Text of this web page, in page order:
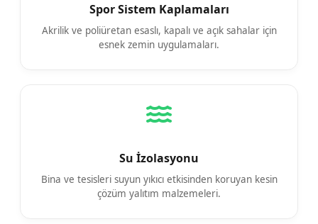
Spor Sistem Kaplamaları
Akrilik ve poliüretan esaslı, kapalı ve açık sahalar için
esnek zemin uygulamaları.
Su İzolasyonu
Bina ve tesisleri suyun yıkıcı etkisinden koruyan kesin
çözüm yalıtım malzemeleri.